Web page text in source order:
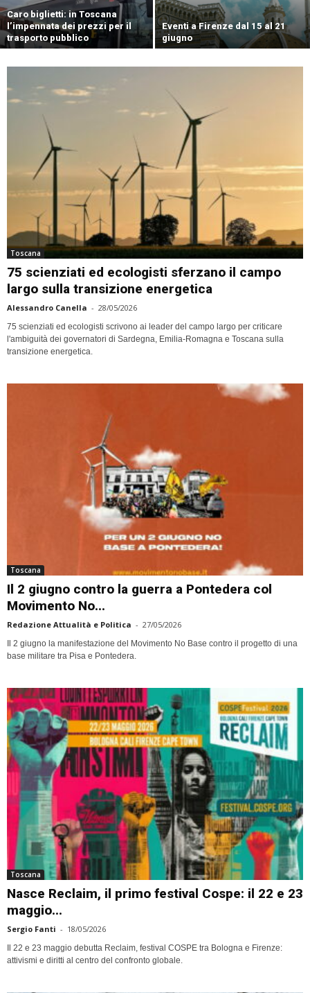
Caro biglietti: in Toscana
l’impennata dei prezzi per il
trasporto pubblico
Eventi a Firenze dal 15 al 21
giugno
Toscana
75 scienziati ed ecologisti sferzano il campo
largo sulla transizione energetica
Alessandro Canella - 28/05/2026
75 scienziati ed ecologisti scrivono ai leader del campo largo per criticare
l'ambiguità dei governatori di Sardegna, Emilia-Romagna e Toscana sulla
transizione energetica.
Toscana
Il 2 giugno contro la guerra a Pontedera col
Movimento No...
Redazione Attualità e Politica - 27/05/2026
Il 2 giugno la manifestazione del Movimento No Base contro il progetto di una
base militare tra Pisa e Pontedera.
Toscana
Nasce Reclaim, il primo festival Cospe: il 22 e 23
maggio...
Sergio Fanti - 18/05/2026
Il 22 e 23 maggio debutta Reclaim, festival COSPE tra Bologna e Firenze:
attivismi e diritti al centro del confronto globale.